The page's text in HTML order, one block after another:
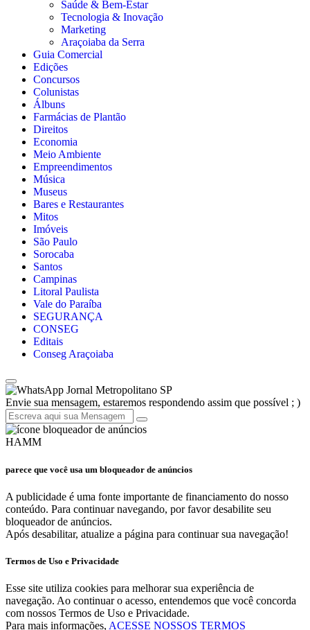
Saúde & Bem-Estar
Tecnologia & Inovação
Marketing
Araçoiaba da Serra
Guia Comercial
Edições
Concursos
Colunistas
Álbuns
Farmácias de Plantão
Direitos
Economia
Meio Ambiente
Empreendimentos
Música
Museus
Bares e Restaurantes
Mitos
Imóveis
São Paulo
Sorocaba
Santos
Campinas
Litoral Paulista
Vale do Paraíba
SEGURANÇA
CONSEG
Editais
Conseg Araçoiaba
Jornal Metropolitano SP
Envie sua mensagem, estaremos respondendo assim que possível ; )
HAMM
parece que você usa um bloqueador de anúncios
A publicidade é uma fonte importante de financiamento do nosso
conteúdo. Para continuar navegando, por favor desabilite seu
bloqueador de anúncios.
Após desabilitar, atualize a página para continuar sua navegação!
Termos de Uso e Privacidade
Esse site utiliza cookies para melhorar sua experiência de
navegação. Ao continuar o acesso, entendemos que você concorda
com nossos Termos de Uso e Privacidade.
Para mais informações, ACESSE NOSSOS TERMOS